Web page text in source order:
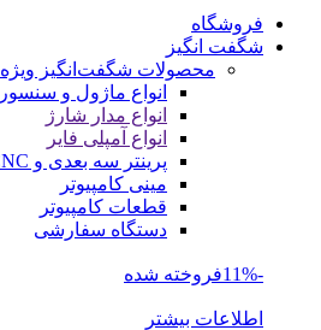
فروشگاه
شگفت انگیز
محصولات شگفت‌انگیز ویژه
انواع ماژول و سنسور
انواع مدار شارژ
انواع آمپلی فایر
پرینتر سه بعدی و CNC
مینی کامپیوتر
قطعات کامپیوتر
دستگاه سفارشی
-11% فروخته شده
اطلاعات بیشتر